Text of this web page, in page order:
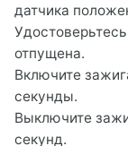
датчика
отпущена.
Включите
секунды.
Выключите
секунд.